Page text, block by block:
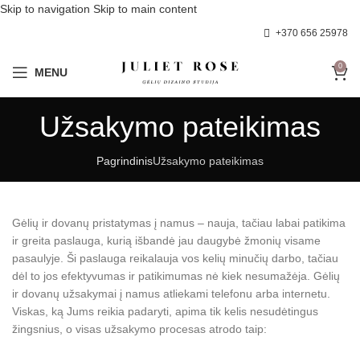
Skip to navigation Skip to main content
+370 656 25978
MENU 0
Užsakymo pateikimas
PagrindinisUžsakymo pateikimas
Gėlių ir dovanų pristatymas į namus – nauja, tačiau labai patikima
ir greita paslauga, kurią išbandė jau daugybė žmonių visame
pasaulyje. Ši paslauga reikalauja vos kelių minučių darbo, tačiau
dėl to jos efektyvumas ir patikimumas nė kiek nesumažėja. Gėlių
ir dovanų užsakymai į namus atliekami telefonu arba internetu.
Viskas, ką Jums reikia padaryti, apima tik kelis nesudėtingus
žingsnius, o visas užsakymo procesas atrodo taip: